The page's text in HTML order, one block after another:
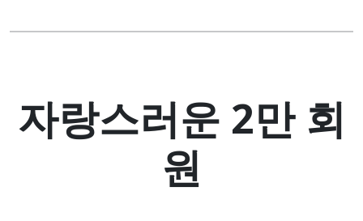
자랑스러운 2만 회
원